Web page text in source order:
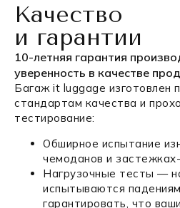
Качество
и гарантии
10-летняя гарантия
уверенность в качестве
Багаж it luggage изготовлен
стандартам качества и
тестирование:
Обширное испытание
чемоданов и застежках-
Нагрузочные тесты —
испытываются
гарантировать, что